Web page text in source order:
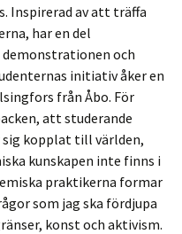
Inspirerad av att träffa
har en del
och
initiativ åker en
från Åbo. För
att studerande
sig kopplat till världen,
kunskapen inte finns i
praktikerna formar
som jag ska fördjupa
konst och aktivism.